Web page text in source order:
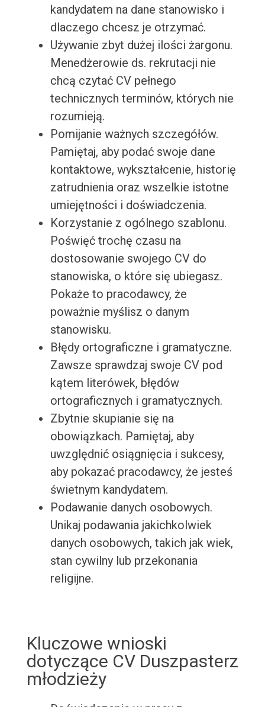
kandydatem na dane stanowisko i
dlaczego chcesz je otrzymać.
Używanie zbyt dużej ilości żargonu.
Menedżerowie ds. rekrutacji nie
chcą czytać CV pełnego
technicznych terminów, których nie
rozumieją.
Pomijanie ważnych szczegółów.
Pamiętaj, aby podać swoje dane
kontaktowe, wykształcenie, historię
zatrudnienia oraz wszelkie istotne
umiejętności i doświadczenia.
Korzystanie z ogólnego szablonu.
Poświęć trochę czasu na
dostosowanie swojego CV do
stanowiska, o które się ubiegasz.
Pokaże to pracodawcy, że
poważnie myślisz o danym
stanowisku.
Błędy ortograficzne i gramatyczne.
Zawsze sprawdzaj swoje CV pod
kątem literówek, błędów
ortograficznych i gramatycznych.
Zbytnie skupianie się na
obowiązkach. Pamiętaj, aby
uwzględnić osiągnięcia i sukcesy,
aby pokazać pracodawcy, że jesteś
świetnym kandydatem.
Podawanie danych osobowych.
Unikaj podawania jakichkolwiek
danych osobowych, takich jak wiek,
stan cywilny lub przekonania
religijne.
Kluczowe wnioski
dotyczące CV Duszpasterz
młodzieży